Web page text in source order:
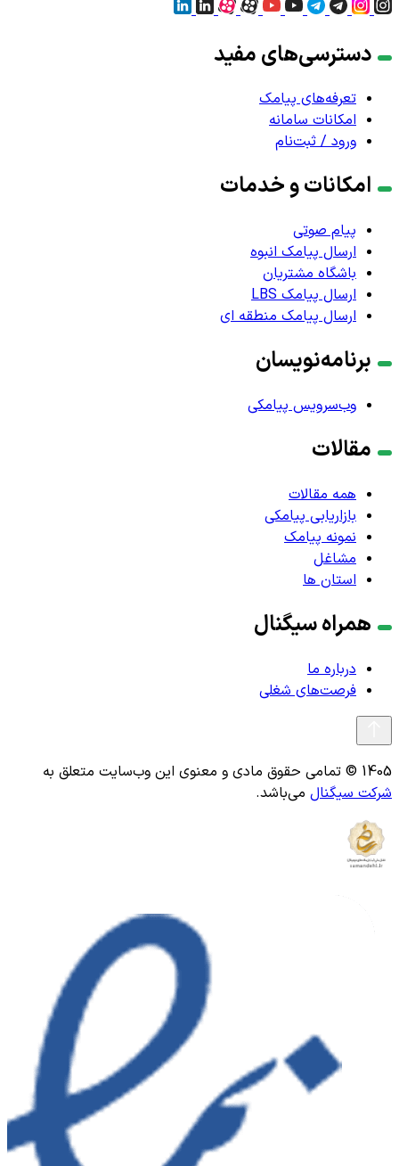
دسترسی‌های مفید
تعرفه‌های پیامک
امکانات سامانه
ورود / ثبت‌نام
امکانات و خدمات
پیام صوتی
ارسال پیامک انبوه
باشگاه مشتریان
ارسال پیامک LBS
ارسال پیامک منطقه ای
برنامه‌نویسان
وب‌سرویس پیامکی
مقالات
همه مقالات
بازاریابی پیامکی
نمونه پیامک
مشاغل
استان ها
همراه سیگنال
درباره ما
فرصت‌های شغلی
1405 © تمامی حقوق مادی و معنوی این وب‌سایت متعلق به
شرکت سیگنال می‌باشد.